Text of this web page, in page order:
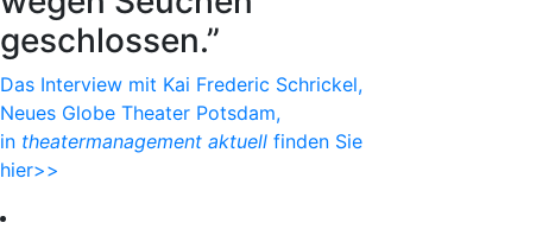
geschlossen.”
Das Interview mit Kai Frederic Schrickel,
Neues Globe Theater Potsdam,
in theatermanagement aktuell finden Sie
hier>>